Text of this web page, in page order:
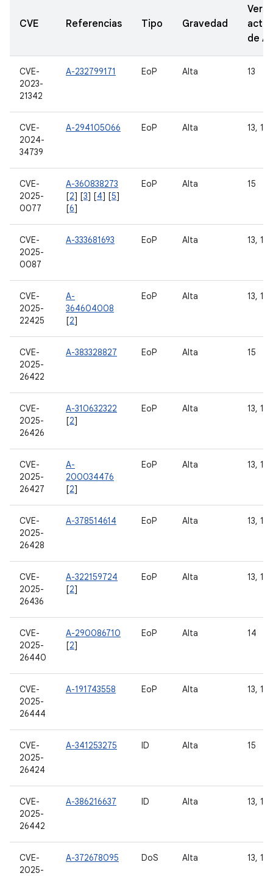
CVE Referencias Tipo Gravedad
de
CVE-
2023-
21342
A-232799171 EoP Alta 13
CVE-
2024-
34739
A-294105066 EoP Alta 13, 14
CVE-
2025-
0077
A-360838273
[2] [3] [4] [5]
[6]
EoP Alta 15
CVE-
2025-
0087
A-333681693 EoP Alta 13, 14
CVE-
2025-
22425
A-
364604008
[2]
EoP Alta 13, 14
CVE-
2025-
26422
A-383328827 EoP Alta 15
CVE-
2025-
26426
A-310632322
[2]
EoP Alta 13, 14
CVE-
2025-
26427
A-
200034476
[2]
EoP Alta 13, 14
CVE-
2025-
26428
A-378514614 EoP Alta 13, 14
CVE-
2025-
26436
A-322159724
[2]
EoP Alta 13, 14
CVE-
2025-
26440
A-290086710
[2]
EoP Alta 14
CVE-
2025-
26444
A-191743558 EoP Alta 13, 14
CVE-
2025-
26424
A-341253275 ID Alta 15
CVE-
2025-
26442
A-386216637 ID Alta 13, 14
CVE-
2025-
A-372678095 DoS Alta 13, 14